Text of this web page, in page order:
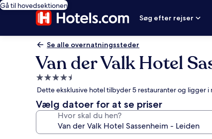
Gå til hovedsektionen
Søg efter rejser
Se alle overnatningssteder
Van der Valk Hotel
4.5-
stjernet
overnatningssted
Dette eksklusive hotel tilbyder 5 restauranter og ligger
Vælg datoer for at se priser
Hvor skal du hen?